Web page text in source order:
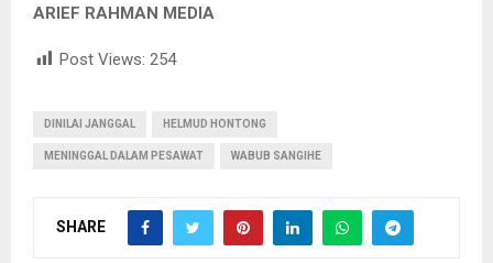
ARIEF RAHMAN MEDIA
Post Views: 254
DINILAI JANGGAL HELMUD HONTONG
MENINGGAL DALAM PESAWAT WABUB SANGIHE
SHARE